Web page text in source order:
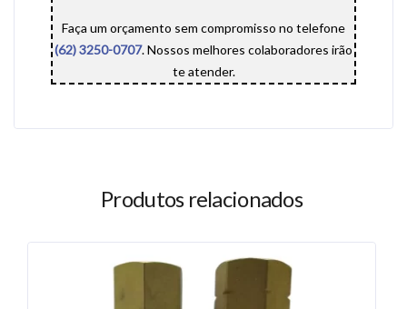
Faça um orçamento sem compromisso no telefone
(62) 3250-0707. Nossos melhores colaboradores irão
te atender.
Produtos relacionados